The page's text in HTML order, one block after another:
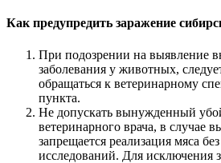
Как предупредить заражение
При подозрении на выявление
заболевания у животных,
обращаться к ветеринарному
пункта.
Не допускать вынужденный
ветеринарного врача, в случае
запрещается реализация мяса
исследований. Для исключения